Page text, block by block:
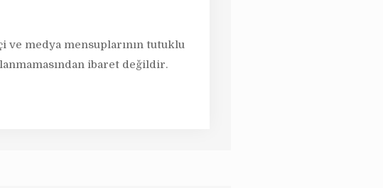
ve medya mensuplarının tutuklu
ibaret değildir.